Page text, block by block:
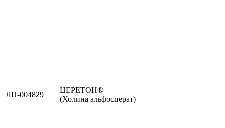
ЛП-004829
ЦЕРЕТОН®
(Холина альфосцерат)